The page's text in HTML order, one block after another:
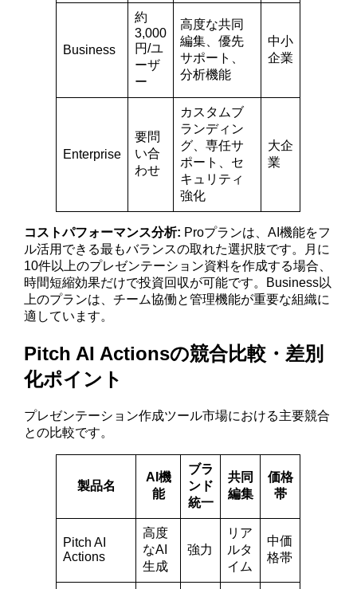
Business
約
3,000
円/ユ
ーザ
ー
高度な共同
編集、優先
サポート、
分析機能
中小
企業
Enterprise
要問
い合
わせ
カスタムブ
ランディン
グ、専任サ
ポート、セ
キュリティ
強化
大企
業
コストパフォーマンス分析: Proプランは、AI機能をフ
ル活用できる最もバランスの取れた選択肢です。月に
10件以上のプレゼンテーション資料を作成する場合、
時間短縮効果だけで投資回収が可能です。Business以
上のプランは、チーム協働と管理機能が重要な組織に
適しています。
Pitch AI Actionsの競合比較・差別
化ポイント
プレゼンテーション作成ツール市場における主要競合
との比較です。
製品名
AI機
能
ブラ
ンド
統一
共同
編集
価格
帯
Pitch AI
Actions
高度
なAI
生成
強力
リア
ルタ
イム
中価
格帯